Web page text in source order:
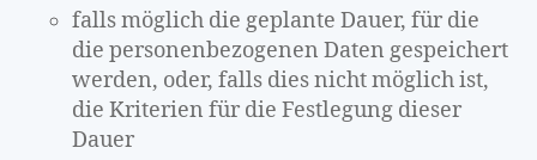
falls möglich die geplante Dauer, für die
die personenbezogenen Daten gespeichert
werden, oder, falls dies nicht möglich ist,
die Kriterien für die Festlegung dieser
Dauer